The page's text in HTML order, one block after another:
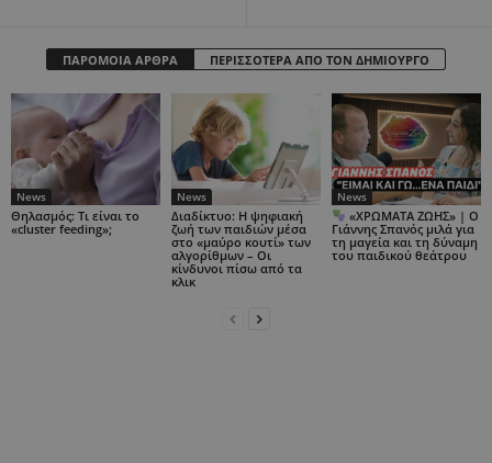
ΠΑΡΟΜΟΙΑ ΑΡΘΡΑ ΠΕΡΙΣΣΟΤΕΡΑ ΑΠΟ ΤΟΝ ΔΗΜΙΟΥΡΓΟ
News
Θηλασμός: Τι είναι το
«cluster feeding»;
News
Διαδίκτυο: Η ψηφιακή
ζωή των παιδιών μέσα
στο «μαύρο κουτί» των
αλγορίθμων – Οι
κίνδυνοι πίσω από τα
κλικ
News
«ΧΡΩΜΑΤΑ ΖΩΗΣ» | Ο
Γιάννης Σπανός μιλά για
τη μαγεία και τη δύναμη
του παιδικού θεάτρου